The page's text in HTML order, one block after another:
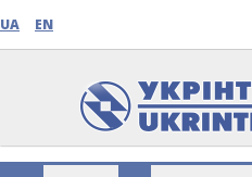
UA EN